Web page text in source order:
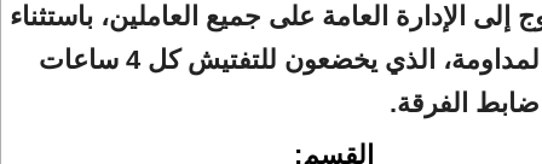
إلى الإدارة العامة على جميع العاملين، باستثناء
المعنيين بالمداومة، الذي يخضعون للتفتيش كل 4 ساعات
الفرقة.
القسم: